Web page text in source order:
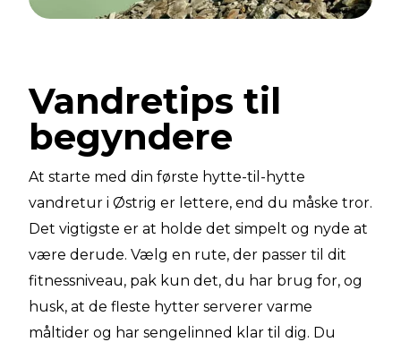
Vandretips til
begyndere
At starte med din første hytte-til-hytte
vandretur i Østrig er lettere, end du måske tror.
Det vigtigste er at holde det simpelt og nyde at
være derude. Vælg en rute, der passer til dit
fitnessniveau, pak kun det, du har brug for, og
husk, at de fleste hytter serverer varme
måltider og har sengelinned klar til dig. Du